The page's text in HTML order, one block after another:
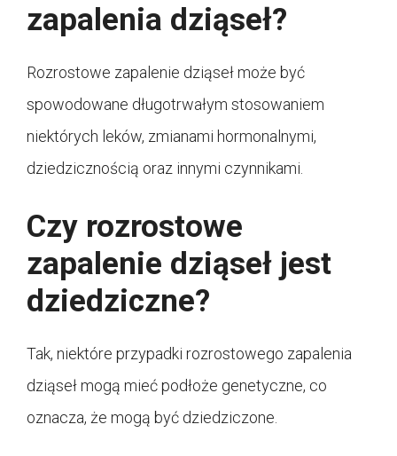
zapalenia dziąseł?
Rozrostowe zapalenie dziąseł może być
spowodowane długotrwałym stosowaniem
niektórych leków, zmianami hormonalnymi,
dziedzicznością oraz innymi czynnikami.
Czy rozrostowe
zapalenie dziąseł jest
dziedziczne?
Tak, niektóre przypadki rozrostowego zapalenia
dziąseł mogą mieć podłoże genetyczne, co
oznacza, że mogą być dziedziczone.